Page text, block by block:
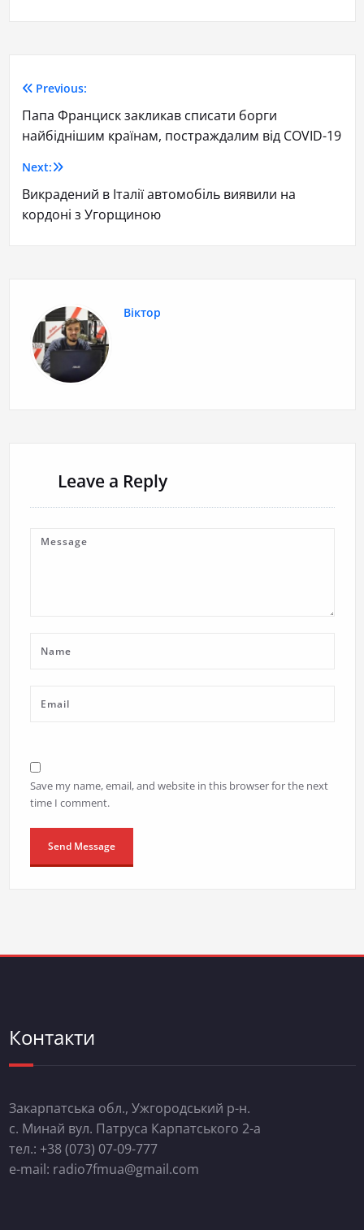
Previous:
Папа Франциск закликав списати борги
найбіднішим країнам, постраждалим від COVID-19
Next:
Викрадений в Італії автомобіль виявили на
кордоні з Угорщиною
Віктор
Leave a Reply
Save my name, email, and website in this browser for the next
time I comment.
Контакти
Закарпатська обл., Ужгородський р-н.
с. Минай вул. Патруса Карпатського 2-а
тел.: +38 (073) 07-09-777
e-mail: radio7fmua@gmail.com